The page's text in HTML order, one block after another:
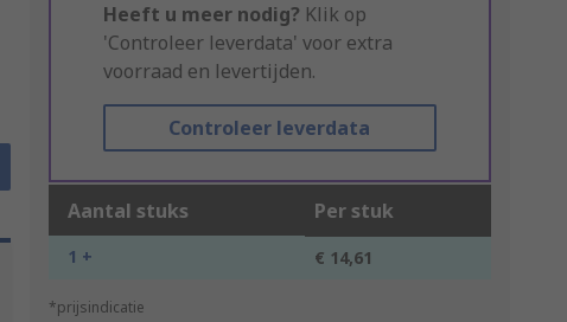
Heeft u meer nodig? Klik op
'Controleer leverdata' voor extra
voorraad en levertijden.
Controleer leverdata
Aantal stuks Per stuk
1 + € 14,61
*prijsindicatie